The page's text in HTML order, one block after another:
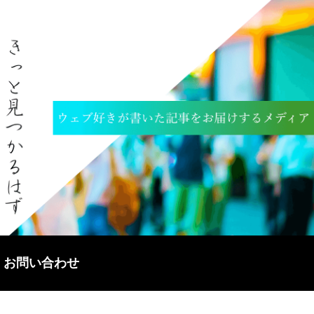
お問い合わせ